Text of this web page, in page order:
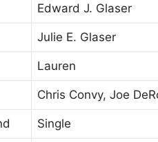
Edward J. Glaser
Julie E. Glaser
Lauren
Chris Convy, Joe
Single